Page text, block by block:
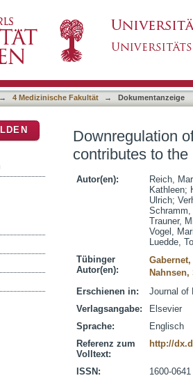
→ 4 Medizinische Fakultät → Dokumentanzeige
Downregulation
contributes to
Autor(en):
Reich,
Kathleen;
Ulrich;
Schramm,
Trauner,
Vogel,
Luedde,
Tübinger
Autor(en):
Nahnsen,
Erschienen in:
Journal of
Verlagsangabe:
Elsevier
Sprache:
Englisch
Referenz zum
Volltext:
http://
ISSN:
1600-0641